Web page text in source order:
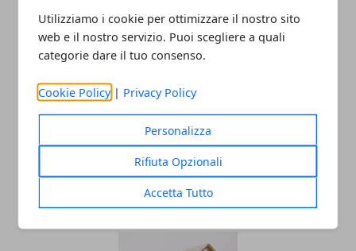
Utilizziamo i cookie per ottimizzare il nostro sito
web e il nostro servizio. Puoi scegliere a quali
categorie dare il tuo consenso.
Cookie Policy | Privacy Policy
Personalizza
Rifiuta Opzionali
Accetta Tutto
Che cos'è il CRIF e quali sono le
conseguenze?
02/04/2021